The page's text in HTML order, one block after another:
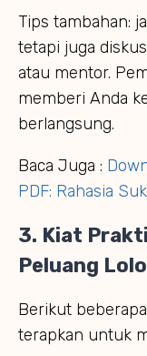
Tips tambahan:
tetapi juga
atau mentor.
memberi Anda
berlangsung.
Baca Juga :
PDF: Rahasia
3. Kiat
Peluang
Berikut
terapkan untuk